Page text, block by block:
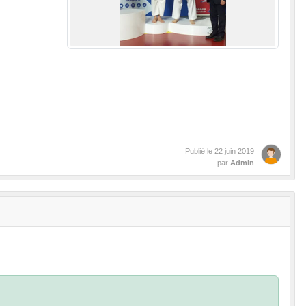
Publié le 22 juin 2019
par Admin